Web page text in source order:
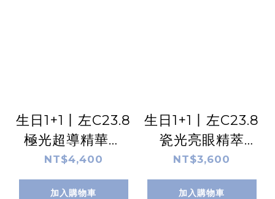
生日1+1丨左C23.8
極光超導精華乳
60ml
NT$4,400
加入購物車
生日1+1丨左C23.8
瓷光亮眼精萃
20ml
NT$3,600
加入購物車